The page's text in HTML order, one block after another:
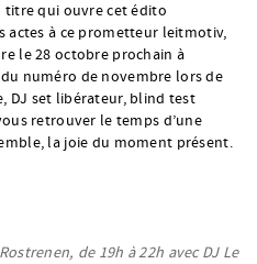
titre qui ouvre cet édito
actes à ce prometteur leitmotiv,
le 28 octobre prochain à
numéro de novembre lors de
DJ set libérateur, blind test
retrouver le temps d’une
la joie du moment présent.
de 19h à 22h avec DJ Le